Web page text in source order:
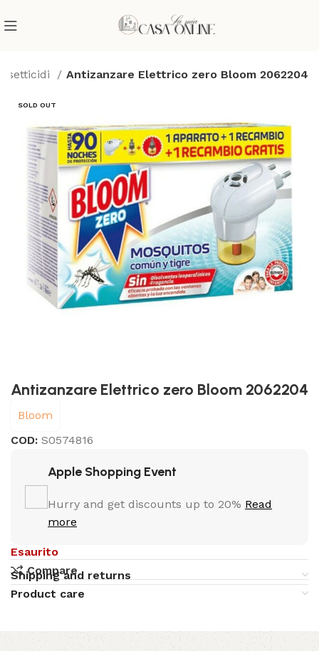
Antizanzare Elettrico zero Bloom 2062204
SOLD OUT
Antizanzare Elettrico zero Bloom 2062204
Bloom
COD:S0574816
Apple Shopping Event
Hurry and get discounts up to 20% Read
more
Esaurito
Compare
Shipping and returns
Product care